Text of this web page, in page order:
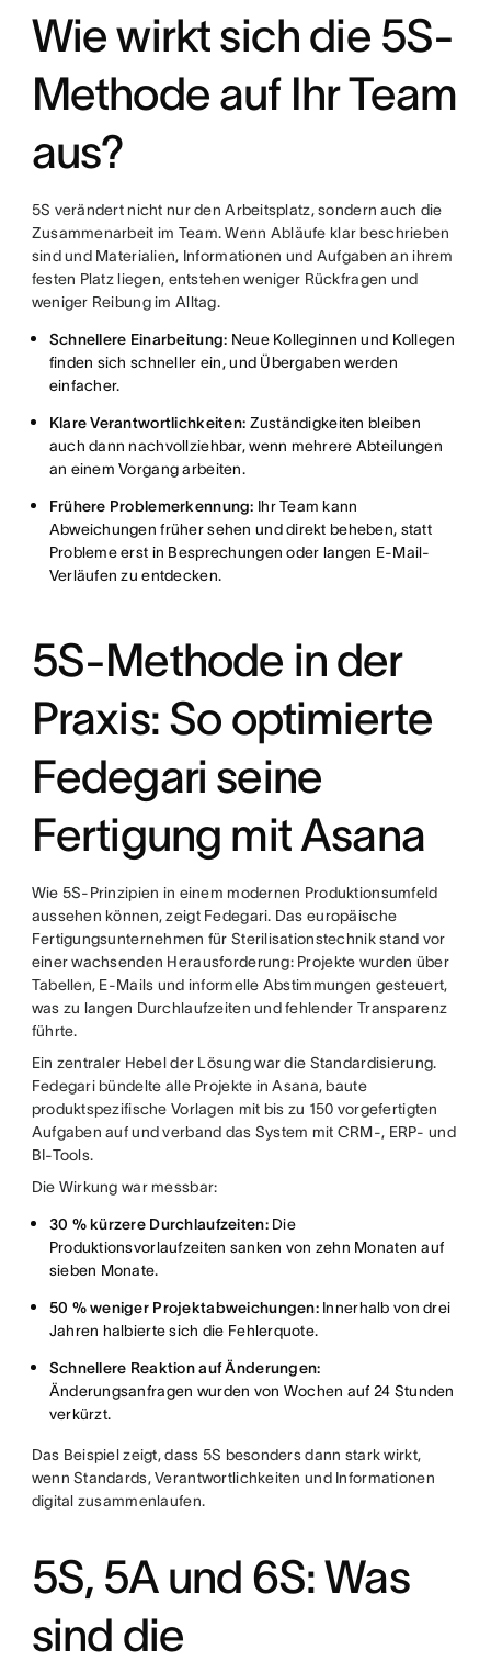
Wie wirkt sich die 5S-
Methode auf Ihr Team
aus?
5S verändert nicht nur den Arbeitsplatz, sondern auch die
Zusammenarbeit im Team. Wenn Abläufe klar beschrieben
sind und Materialien, Informationen und Aufgaben an ihrem
festen Platz liegen, entstehen weniger Rückfragen und
weniger Reibung im Alltag.
Schnellere Einarbeitung: Neue Kolleginnen und Kollegen
finden sich schneller ein, und Übergaben werden
einfacher.
Klare Verantwortlichkeiten: Zuständigkeiten bleiben
auch dann nachvollziehbar, wenn mehrere Abteilungen
an einem Vorgang arbeiten.
Frühere Problemerkennung: Ihr Team kann
Abweichungen früher sehen und direkt beheben, statt
Probleme erst in Besprechungen oder langen E-Mail-
Verläufen zu entdecken.
5S-Methode in der
Praxis: So optimierte
Fedegari seine
Fertigung mit Asana
Wie 5S-Prinzipien in einem modernen Produktionsumfeld
aussehen können, zeigt Fedegari. Das europäische
Fertigungsunternehmen für Sterilisationstechnik stand vor
einer wachsenden Herausforderung: Projekte wurden über
Tabellen, E-Mails und informelle Abstimmungen gesteuert,
was zu langen Durchlaufzeiten und fehlender Transparenz
führte.
Ein zentraler Hebel der Lösung war die Standardisierung.
Fedegari bündelte alle Projekte in Asana, baute
produktspezifische Vorlagen mit bis zu 150 vorgefertigten
Aufgaben auf und verband das System mit CRM-, ERP- und
BI-Tools.
Die Wirkung war messbar:
30 % kürzere Durchlaufzeiten:Die
Produktionsvorlaufzeiten sanken von zehn Monaten auf
sieben Monate.
50 % weniger Projektabweichungen:Innerhalb von drei
Jahren halbierte sich die Fehlerquote.
Schnellere Reaktion auf Änderungen:
Änderungsanfragen wurden von Wochen auf 24 Stunden
verkürzt.
Das Beispiel zeigt, dass 5S besonders dann stark wirkt,
wenn Standards, Verantwortlichkeiten und Informationen
digital zusammenlaufen.
5S, 5A und 6S: Was
sind die